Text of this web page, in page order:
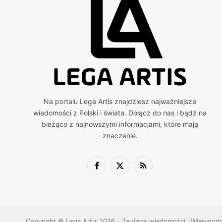
Na portalu Lega Artis znajdziesz najważniejsze
wiadomości z Polski i świata. Dołącz do nas i bądź na
bieżąco z najnowszymi informacjami, które mają
znaczenie.
Facebook
X
RSS